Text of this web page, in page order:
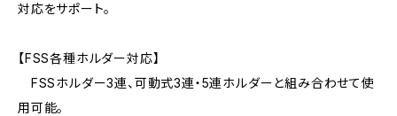
対応をサポート。
【FSS各種ホルダー対応】
FSSホルダー3連、可動式3連・5連ホルダーと組み合わせて使
用可能。